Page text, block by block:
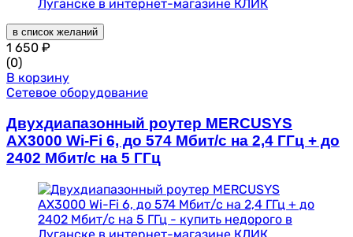
в список желаний
1 650 ₽
(0)
В корзину
Сетевое оборудование
Двухдиапазонный роутер MERCUSYS
AX3000 Wi-Fi 6, до 574 Мбит/с на 2,4 ГГц + до
2402 Мбит/с на 5 ГГц